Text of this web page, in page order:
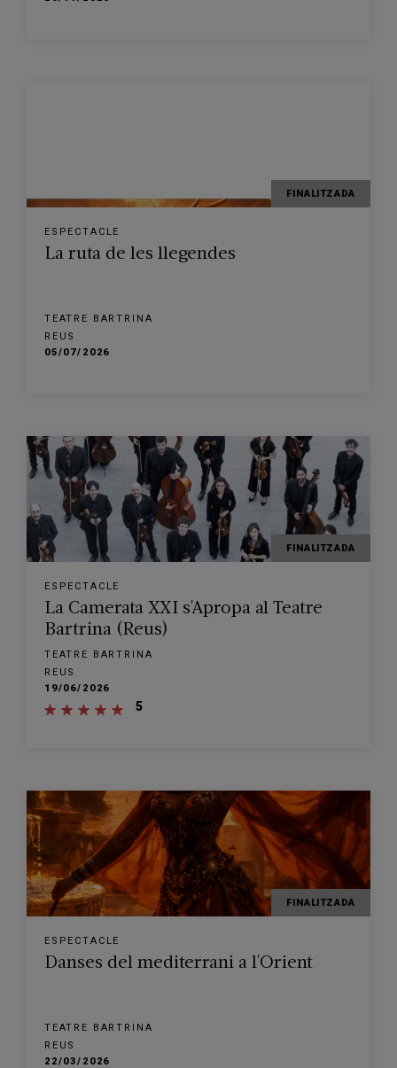
FINALITZADA
ESPECTACLE
La ruta de les llegendes
TEATRE BARTRINA
REUS
05/07/2026
FINALITZADA
ESPECTACLE
La Camerata XXI s'Apropa al Teatre
Bartrina (Reus)
TEATRE BARTRINA
REUS
19/06/2026
5
FINALITZADA
ESPECTACLE
Danses del mediterrani a l'Orient
TEATRE BARTRINA
REUS
22/03/2026